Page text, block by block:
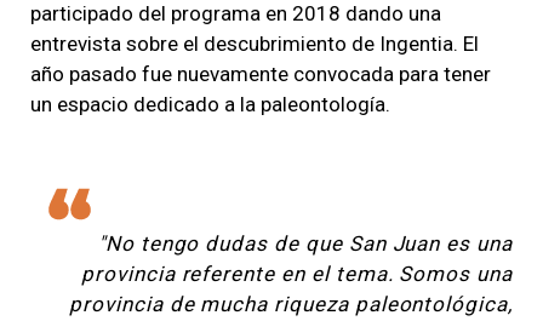
participado del programa en 2018 dando una
entrevista sobre el descubrimiento de Ingentia. El
año pasado fue nuevamente convocada para tener
un espacio dedicado a la paleontología.
"No tengo dudas de que San Juan es una
provincia referente en el tema. Somos una
provincia de mucha riqueza paleontológica,